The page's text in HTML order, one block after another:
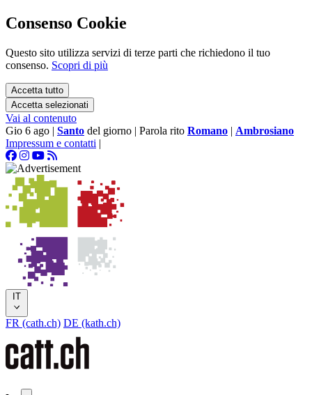
Consenso Cookie
Questo sito utilizza servizi di terze parti che richiedono il tuo
consenso. Scopri di più
Accetta tutto
Accetta selezionati
Vai al contenuto
Gio 6 ago | Santo del giorno | Parola rito Romano | Ambrosiano
Impressum e contatti |
IT
FR (cath.ch) DE (kath.ch)